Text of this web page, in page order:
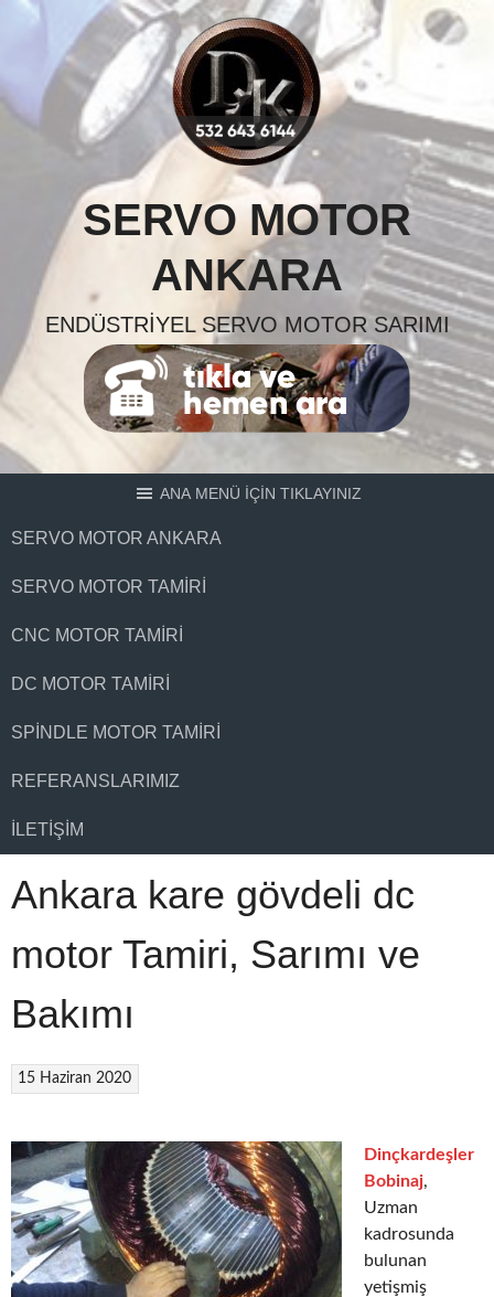
Skip
content
SERVO MOTOR
ANKARA
ENDÜSTRIYEL SERVO MOTOR SARIMI
ANA MENÜ İÇİN TIKLAYINIZ
SERVO MOTOR ANKARA
SERVO MOTOR TAMIRI
CNC MOTOR TAMIRI
DC MOTOR TAMIRI
SPINDLE MOTOR TAMIRI
REFERANSLARIMIZ
İLETIŞIM
Ankara kare gövdeli dc
motor Tamiri, Sarımı ve
Bakımı
15 Haziran 2020
Dinçkardeşler
Bobinaj,
Uzman
kadrosunda
bulunan
yetişmiş